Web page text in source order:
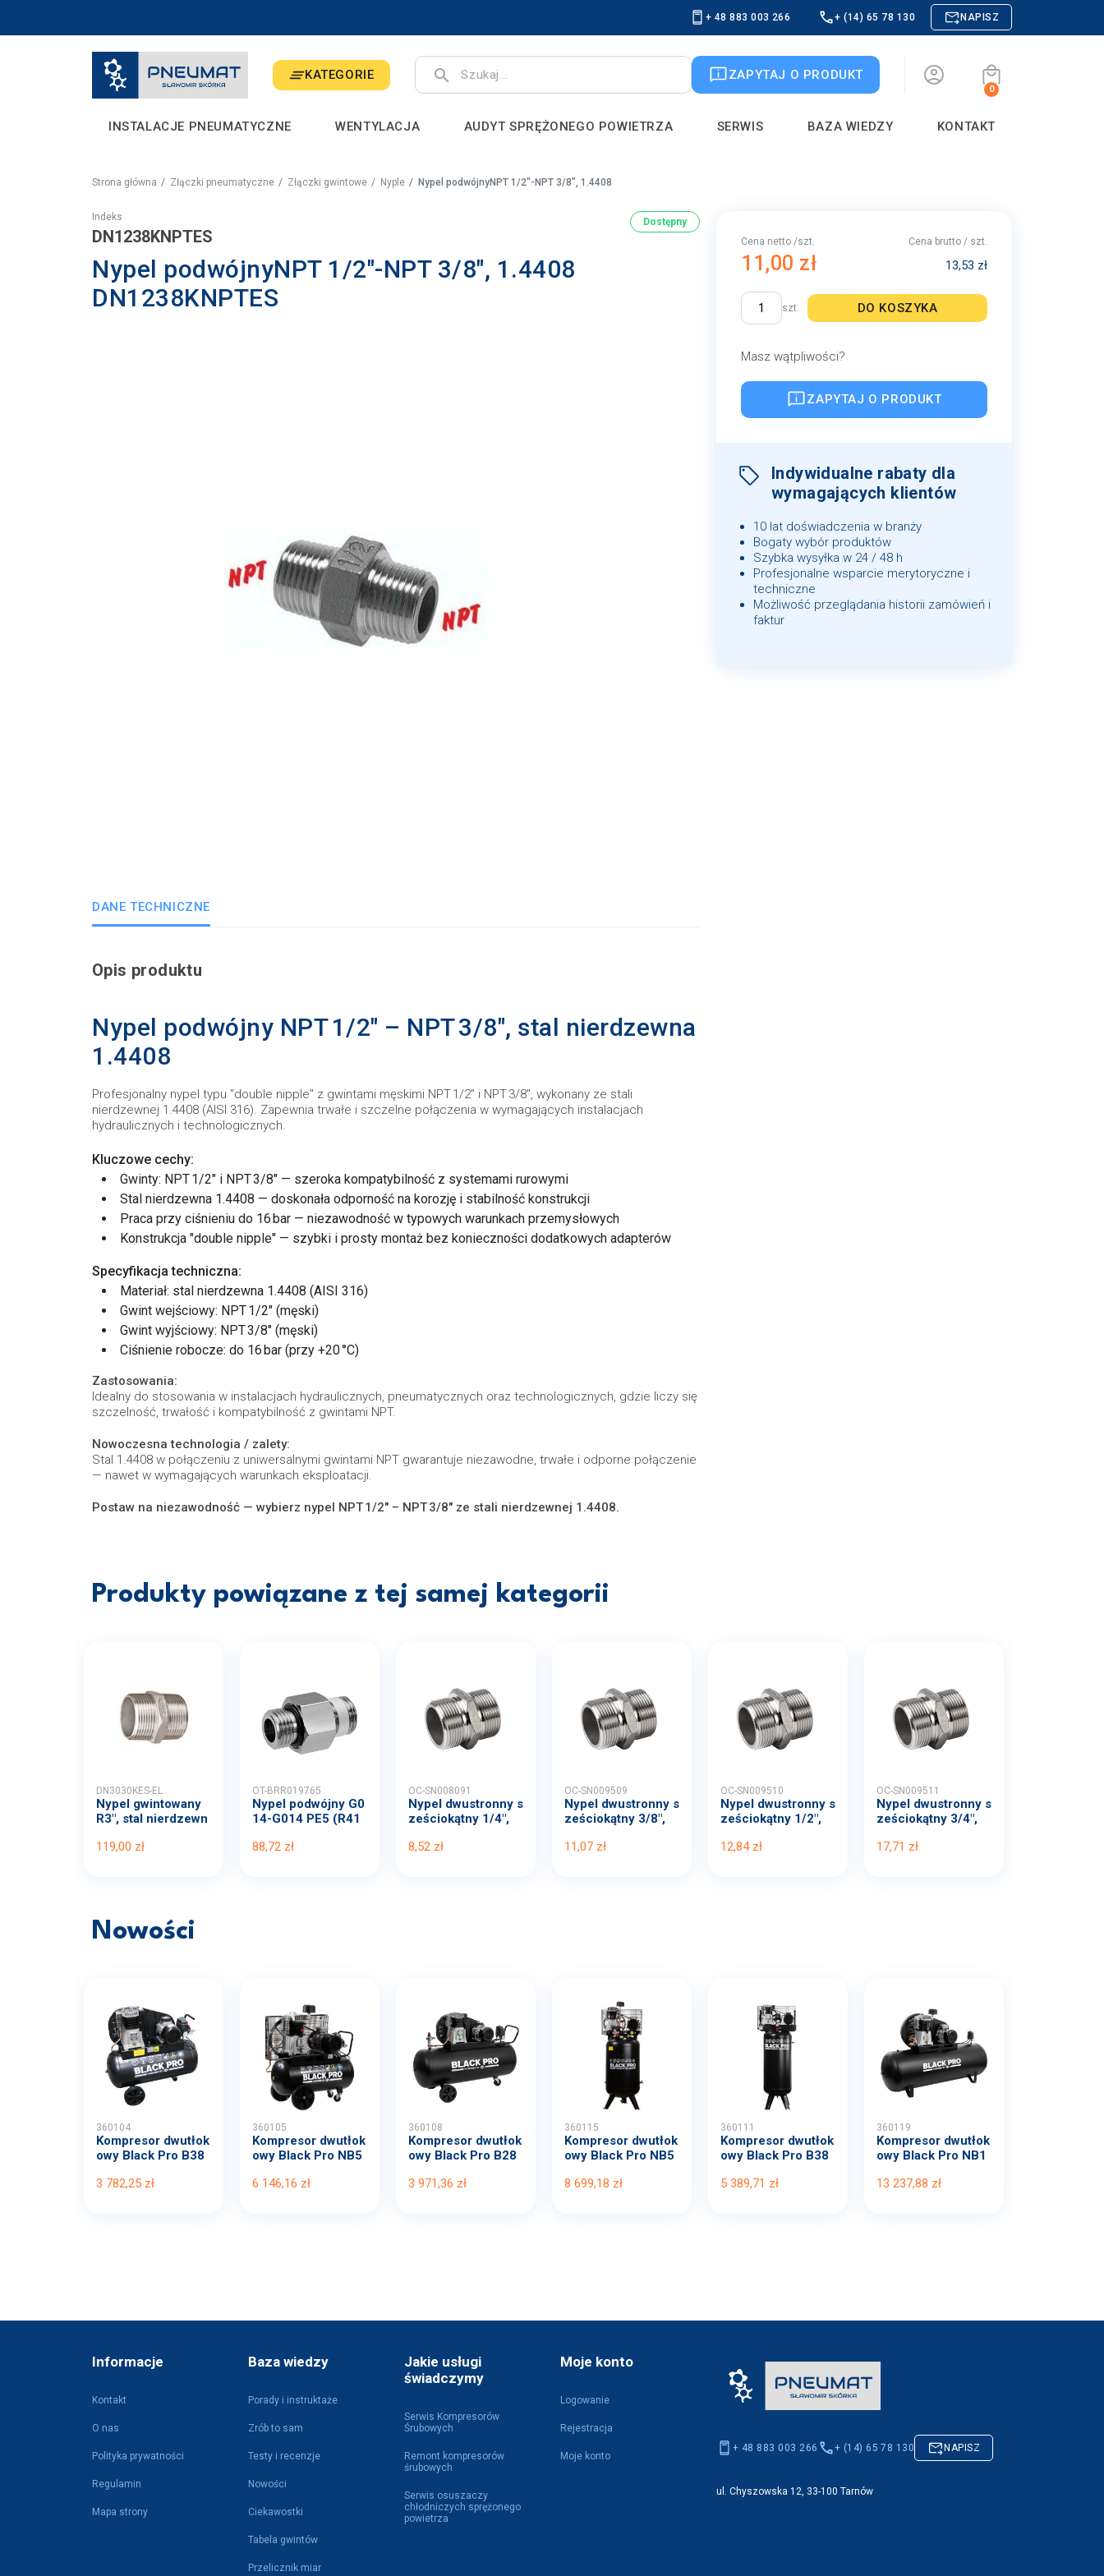
+ 48 883 003 266 + (14) 65 78 130 NAPISZ
search ZAPYTAJ O PRODUKT
0
INSTALACJE PNEUMATYCZNE WENTYLACJA AUDYT SPRĘŻONEGO POWIETRZA SERWIS BAZA WIEDZY KONTAKT
KATEGORIE
Strona główna Złączki pneumatyczne Złączki gwintowe Nyple Nypel podwójnyNPT 1/2"-NPT 3/8", 1.4408
Indeks
DN1238KNPTES
Dostępny
Nypel podwójnyNPT 1/2"-NPT 3/8", 1.4408
DN1238KNPTES
DANE TECHNICZNE
Opis produktu
Nypel podwójny NPT 1/2″ – NPT 3/8″, stal nierdzewna
1.4408
Profesjonalny nypel typu "double nipple" z gwintami męskimi NPT 1/2″ i NPT 3/8″, wykonany ze stali
nierdzewnej 1.4408 (AISI 316). Zapewnia trwałe i szczelne połączenia w wymagających instalacjach
hydraulicznych i technologicznych.
Kluczowe cechy:
Gwinty: NPT 1/2″ i NPT 3/8″ — szeroka kompatybilność z systemami rurowymi
Stal nierdzewna 1.4408 — doskonała odporność na korozję i stabilność konstrukcji
Praca przy ciśnieniu do 16 bar — niezawodność w typowych warunkach przemysłowych
Konstrukcja "double nipple" — szybki i prosty montaż bez konieczności dodatkowych adapterów
Specyfikacja techniczna:
Materiał: stal nierdzewna 1.4408 (AISI 316)
Gwint wejściowy: NPT 1/2″ (męski)
Gwint wyjściowy: NPT 3/8″ (męski)
Ciśnienie robocze: do 16 bar (przy +20 °C)
Zastosowania:
Idealny do stosowania w instalacjach hydraulicznych, pneumatycznych oraz technologicznych, gdzie liczy się
szczelność, trwałość i kompatybilność z gwintami NPT.
Nowoczesna technologia / zalety:
Stal 1.4408 w połączeniu z uniwersalnymi gwintami NPT gwarantuje niezawodne, trwałe i odporne połączenie
— nawet w wymagających warunkach eksploatacji.
Postaw na niezawodność — wybierz nypel NPT 1/2″ – NPT 3/8″ ze stali nierdzewnej 1.4408.
Cena netto /szt.
11,00 zł
Cena brutto / szt.
13,53 zł
szt. DO KOSZYKA
Masz wątpliwości?
ZAPYTAJ O PRODUKT
Indywidualne rabaty dla
wymagających klientów
10 lat doświadczenia w branży
Bogaty wybór produktów
Szybka wysyłka w 24 / 48 h
Profesjonalne wsparcie merytoryczne i
techniczne
Możliwość przeglądania historii zamówień i
faktur
Produkty powiązane z tej samej kategorii
DN3030KES-EL
Nypel gwintowany
R3", stal nierdzewn
119,00 zł
OT-BRR019765
Nypel podwójny G0
14-G014 PE5 (R41
88,72 zł
OC-SN008091
Nypel dwustronny s
ześciokątny 1/4",
8,52 zł
OC-SN009509
Nypel dwustronny s
ześciokątny 3/8",
11,07 zł
OC-SN009510
Nypel dwustronny s
ześciokątny 1/2",
12,84 zł
OC-SN009511
Nypel dwustronny s
ześciokątny 3/4",
17,71 zł
Nowości
360104
Kompresor dwutłok
owy Black Pro B38
3 782,25 zł
360105
Kompresor dwutłok
owy Black Pro NB5
6 146,16 zł
360108
Kompresor dwutłok
owy Black Pro B28
3 971,36 zł
360115
Kompresor dwutłok
owy Black Pro NB5
8 699,18 zł
360111
Kompresor dwutłok
owy Black Pro B38
5 389,71 zł
360119
Kompresor dwutłok
owy Black Pro NB1
13 237,88 zł
Informacje
Kontakt
O nas
Polityka prywatności
Regulamin
Mapa strony
Baza wiedzy
Porady i instruktaże
Zrób to sam
Testy i recenzje
Nowości
Ciekawostki
Tabela gwintów
Przelicznik miar
Jakie usługi
świadczymy
Serwis Kompresorów
Śrubowych
Remont kompresorów
śrubowych
Serwis osuszaczy
chłodniczych sprężonego
powietrza
Moje konto
Logowanie
Rejestracja
Moje konto
+ 48 883 003 266 + (14) 65 78 130 NAPISZ
ul. Chyszowska 12, 33-100 Tarnów